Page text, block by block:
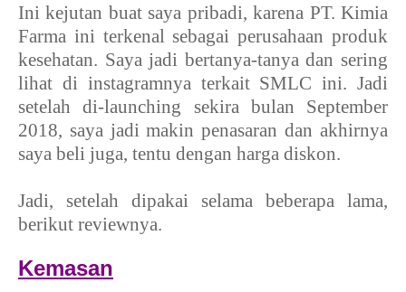
Ini kejutan buat saya pribadi, karena PT. Kimia
Farma ini terkenal sebagai perusahaan produk
kesehatan. Saya jadi bertanya-tanya dan sering
lihat di instagramnya terkait SMLC ini. Jadi
setelah di-launching sekira bulan September
2018, saya jadi makin penasaran dan akhirnya
saya beli juga, tentu dengan harga diskon.
Jadi, setelah dipakai selama beberapa lama,
berikut reviewnya.
Kemasan